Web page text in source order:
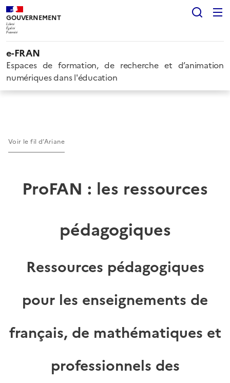
GOUVERNEMENT
Liberté
Égalité
Fraternité
e-FRAN
Espaces de formation, de recherche et d’animation
numériques dans l'éducation
Voir le fil d’Ariane
ProFAN : les ressources
pédagogiques
Ressources pédagogiques
pour les enseignements de
français, de mathématiques et
professionnels des